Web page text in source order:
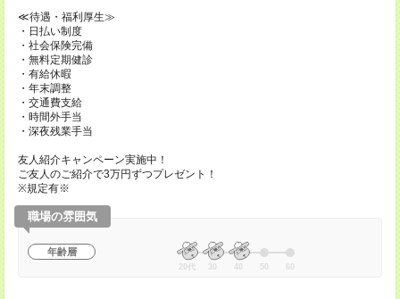
≪待遇・福利厚生≫
・日払い制度
・社会保険完備
・無料定期健診
・有給休暇
・年末調整
・交通費支給
・時間外手当
・深夜残業手当
友人紹介キャンペーン実施中！
ご友人のご紹介で3万円ずつプレゼント！
※規定有※
職場の雰囲気
年齢層
20代 30 40 50 60